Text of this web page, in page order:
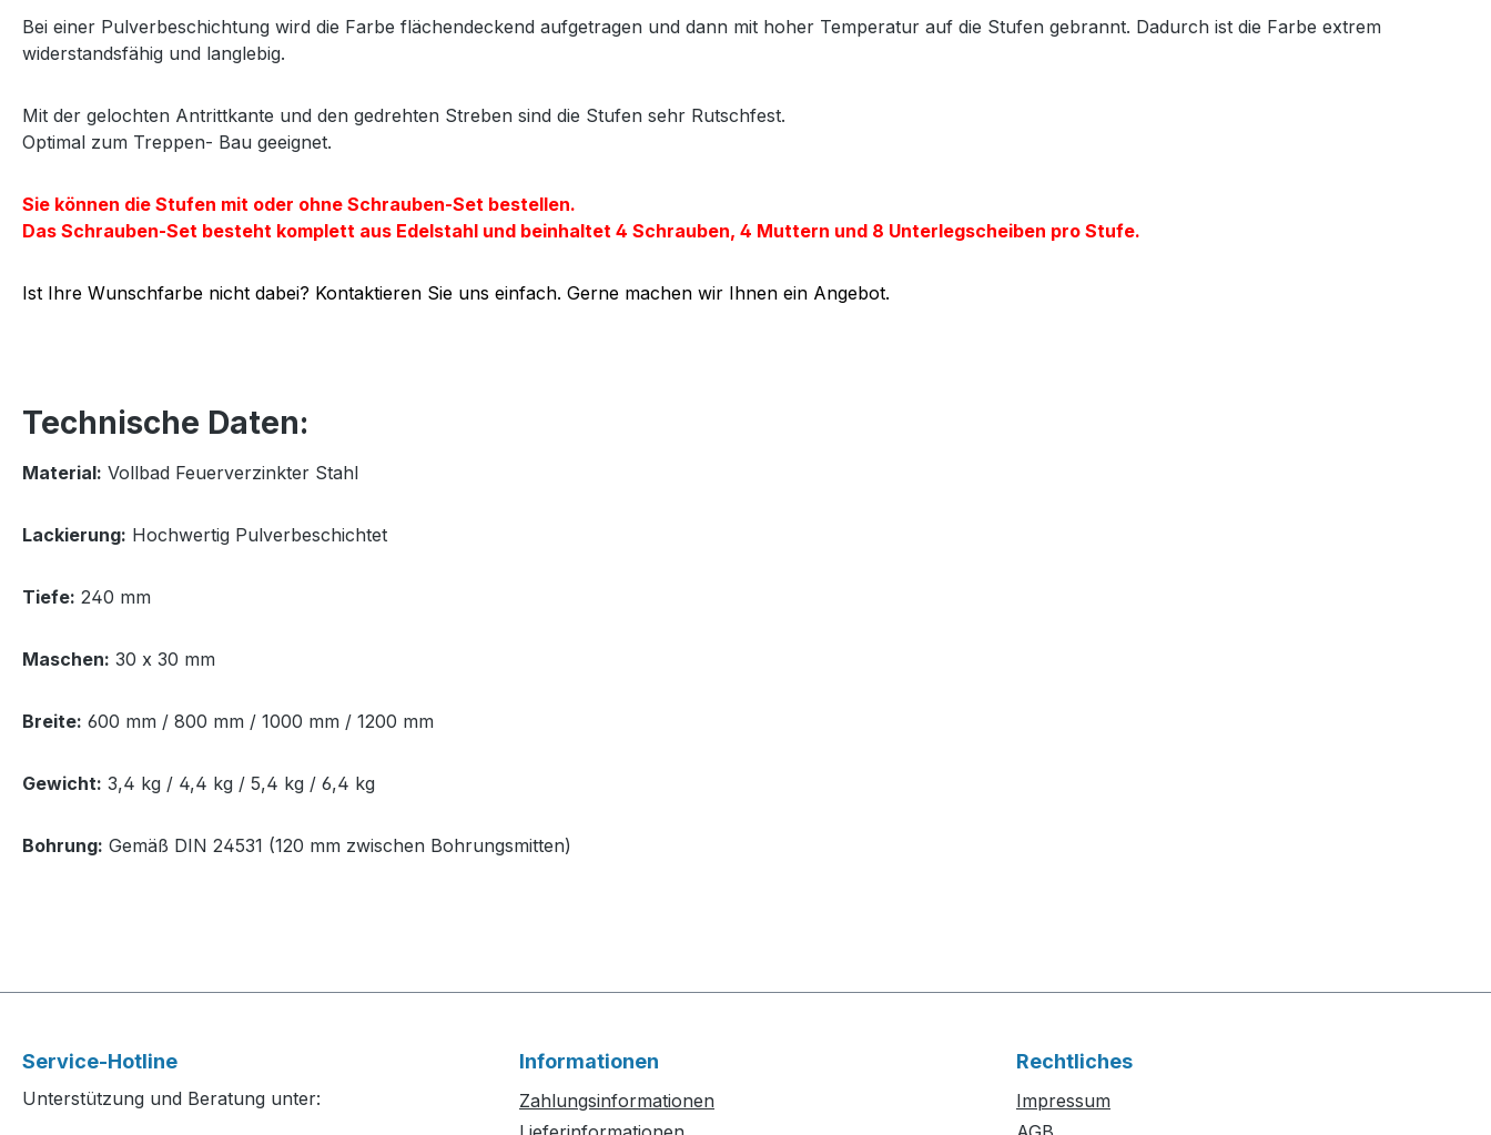
Bei einer Pulverbeschichtung wird die Farbe flächendeckend aufgetragen und dann mit hoher Temperatur auf die Stufen gebrannt. Dadurch ist die Farbe extrem
widerstandsfähig und langlebig.
Mit der gelochten Antrittkante und den gedrehten Streben sind die Stufen sehr Rutschfest.
Optimal zum Treppen- Bau geeignet.
Sie können die Stufen mit oder ohne Schrauben-Set bestellen.
Das Schrauben-Set besteht komplett aus Edelstahl und beinhaltet 4 Schrauben, 4 Muttern und 8 Unterlegscheiben pro Stufe.
Ist Ihre Wunschfarbe nicht dabei? Kontaktieren Sie uns einfach. Gerne machen wir Ihnen ein Angebot.
Technische Daten:
Material: Vollbad Feuerverzinkter Stahl
Lackierung: Hochwertig Pulverbeschichtet
Tiefe: 240 mm
Maschen: 30 x 30 mm
Breite: 600 mm / 800 mm / 1000 mm / 1200 mm
Gewicht: 3,4 kg / 4,4 kg / 5,4 kg / 6,4 kg
Bohrung: Gemäß DIN 24531 (120 mm zwischen Bohrungsmitten)
Service-Hotline
Unterstützung und Beratung unter:
Informationen
Zahlungsinformationen
Rechtliches
Impressum